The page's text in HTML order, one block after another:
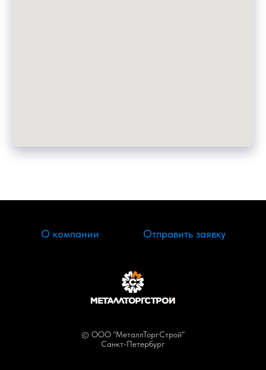
О компании Отправить заявку
© ООО "МеталлТоргСтрой"
Санкт-Петербург